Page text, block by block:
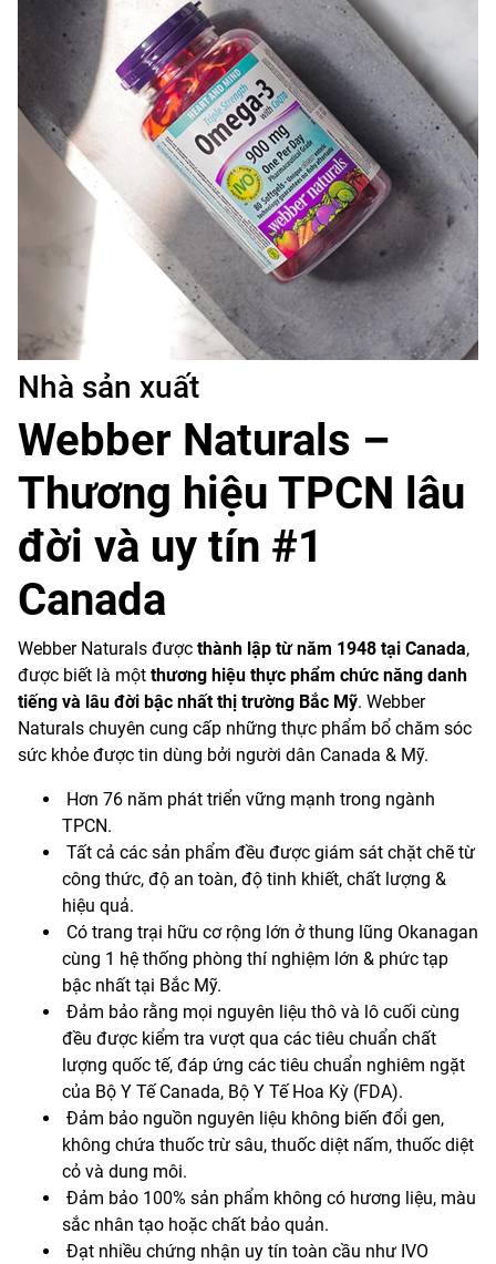
Nhà sản xuất
Webber Naturals –
Thương hiệu TPCN lâu
đời và uy tín #1
Canada
Webber Naturals được thành lập từ năm 1948 tại Canada,
được biết là một thương hiệu thực phẩm chức năng danh
tiếng và lâu đời bậc nhất thị trường Bắc Mỹ. Webber
Naturals chuyên cung cấp những thực phẩm bổ chăm sóc
sức khỏe được tin dùng bởi người dân Canada & Mỹ.
Hơn 76 năm phát triển vững mạnh trong ngành
TPCN.
Tất cả các sản phẩm đều được giám sát chặt chẽ từ
công thức, độ an toàn, độ tinh khiết, chất lượng &
hiệu quả.
Có trang trại hữu cơ rộng lớn ở thung lũng Okanagan
cùng 1 hệ thống phòng thí nghiệm lớn & phức tạp
bậc nhất tại Bắc Mỹ.
Đảm bảo rằng mọi nguyên liệu thô và lô cuối cùng
đều được kiểm tra vượt qua các tiêu chuẩn chất
lượng quốc tế, đáp ứng các tiêu chuẩn nghiêm ngặt
của Bộ Y Tế Canada, Bộ Y Tế Hoa Kỳ (FDA).
Đảm bảo nguồn nguyên liệu không biến đổi gen,
không chứa thuốc trừ sâu, thuốc diệt nấm, thuốc diệt
cỏ và dung môi.
Đảm bảo 100% sản phẩm không có hương liệu, màu
sắc nhân tạo hoặc chất bảo quản.
Đạt nhiều chứng nhận uy tín toàn cầu như IVO